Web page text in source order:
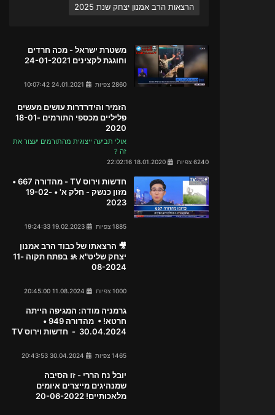
הרצאות הרב אמנון יצחק שנת 2025
משטרת ישראל - מכה חרדים
וחוגגת לקצינים 24-01-2021
2860 צפיות
הזמיר והידרדרות עושים מעשים
פליליים מכספי התורמים 18-01-
2020
אולי תביעה ייצוגית מהתורמים יעצור את
זה ?
6240 צפיות
חדשות וירוס TV - מהדורה 667 •
מזון כנשק - חלק א' • 19-02-
2023
1885 צפיות
🎥 הרצאתו של כבוד הרב אמנון
יצחק שליט"א 🚸 בפתח תקוה 11-
08-2024
1000 צפיות
גרמניה מודה: המגיפה הייתה
חרטא! • מהדורה 949 •
30.04.2024 - חדשות וירוס TV
1465 צפיות
יובל נח הררי - זו הסיבה
שמנהיגים מייצרים איומים
מלאכותיים! 20-06-2022